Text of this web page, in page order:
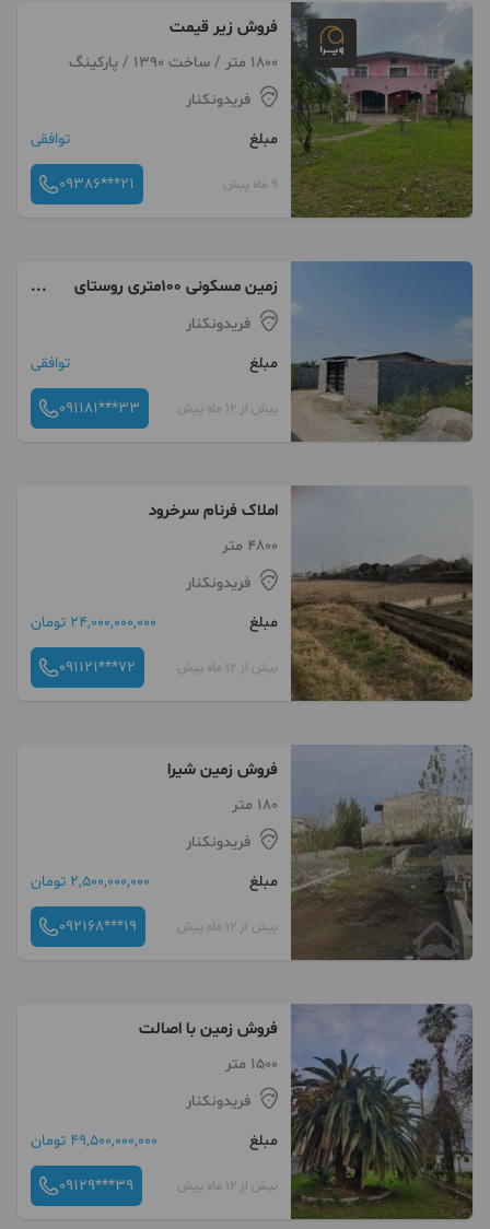
فروش زیر قیمت
1800 متر / ساخت 1390 / پارکینگ
فریدونکنار
مبلغ
توافقی
9 ماه پیش 09386***21
زمین مسکونی ۱۰۰متری روستای
ملاکلا فریدونکنار
فریدونکنار
مبلغ
توافقی
بیش از 12 ماه پیش 091181***33
املاک فرنام سرخرود
4800 متر
فریدونکنار
مبلغ
24,000,000,000 تومان
بیش از 12 ماه پیش 091121***72
فروش زمین شیرا
180 متر
فریدونکنار
مبلغ
2,500,000,000 تومان
بیش از 12 ماه پیش 092168***19
فروش زمین با اصالت
1500 متر
فریدونکنار
مبلغ
49,500,000,000 تومان
بیش از 12 ماه پیش 09129***39